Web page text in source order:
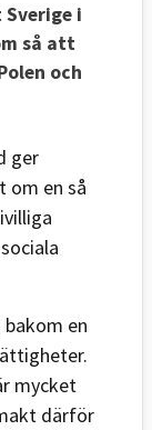
i
så att
och
ger
om en så
en
mycket
därför